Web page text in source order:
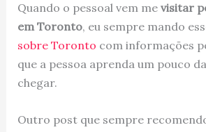
Quando o pessoal vem me visitar
em Toronto, eu sempre mando
sobre Toronto com informações
que a pessoa aprenda um pouco
chegar.
Outro post que sempre